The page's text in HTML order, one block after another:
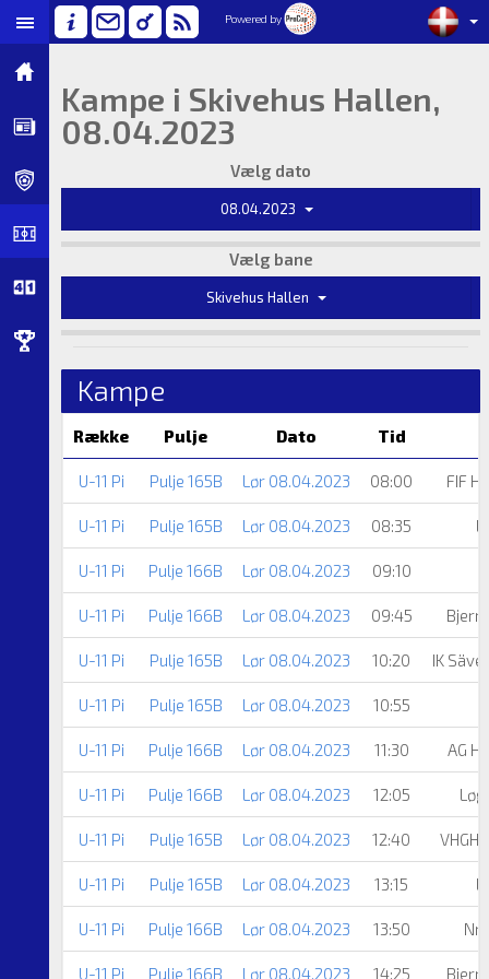
Powered by
Kampe i Skivehus Hallen,
08.04.2023
Vælg dato
08.04.2023
Vælg bane
Skivehus Hallen
Kampe
Række Pulje Dato Tid
U-11 Pi Pulje 165B Lør 08.04.2023 08:00 FIF
U-11 Pi Pulje 165B Lør 08.04.2023 08:35
U-11 Pi Pulje 166B Lør 08.04.2023 09:10
U-11 Pi Pulje 166B Lør 08.04.2023 09:45
U-11 Pi Pulje 165B Lør 08.04.2023 10:20 IK
U-11 Pi Pulje 165B Lør 08.04.2023 10:55
U-11 Pi Pulje 166B Lør 08.04.2023 11:30 AG
U-11 Pi Pulje 166B Lør 08.04.2023 12:05
U-11 Pi Pulje 165B Lør 08.04.2023 12:40 VHGH
U-11 Pi Pulje 165B Lør 08.04.2023 13:15
U-11 Pi Pulje 166B Lør 08.04.2023 13:50 Nr.
U-11 Pi Pulje 166B Lør 08.04.2023 14:25